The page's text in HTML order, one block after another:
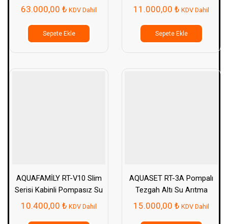
Arıtma Cihazı
63.000,00 ₺ KDV Dahil
Sepete Ekle
Cihazı
11.000,00 ₺ KDV Dahil
Sepete Ekle
AQUAFAMİLY RT-V10 Slim
Serisi Kabinli Pompasız Su
Arıtma Cihazı
10.400,00 ₺ KDV Dahil
AQUASET RT-3A Pompalı
Tezgah Altı Su Arıtma
Cihazı
15.000,00 ₺ KDV Dahil